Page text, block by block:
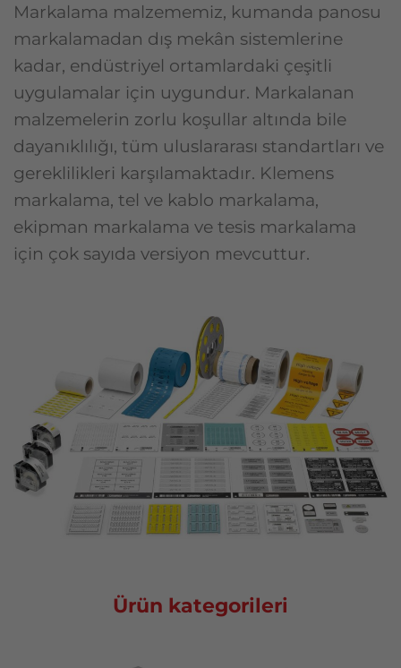
Markalama malzememiz, kumanda panosu
markalamadan dış mekân sistemlerine
kadar, endüstriyel ortamlardaki çeşitli
uygulamalar için uygundur. Markalanan
malzemelerin zorlu koşullar altında bile
dayanıklılığı, tüm uluslararası standartları ve
gereklilikleri karşılamaktadır. Klemens
markalama, tel ve kablo markalama,
ekipman markalama ve tesis markalama
için çok sayıda versiyon mevcuttur.
Ürün kategorileri